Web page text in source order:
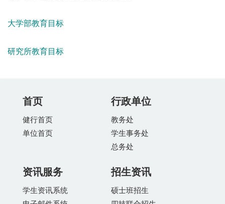
大学部教育目标
研究所教育目标
首页
健行首页
单位首页
行政单位
教务处
学生事务处
总务处
资讯服务
学生资讯系统
招生资讯
硕士班招生